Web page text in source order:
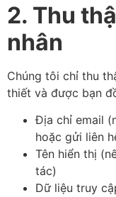
2. Thu
nhân
Chúng tôi chỉ thu
thiết và được bạn
Địa chỉ email
hoặc gửi liên
Tên hiển thị
tác)
Dữ liệu truy